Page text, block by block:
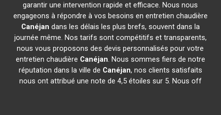
garantir une intervention rapide et efficace. Nous nous
engageons à répondre à vos besoins en entretien chaudière
Canéjan dans les délais les plus brefs, souvent dans la
journée même. Nos tarifs sont compétitifs et transparents,
nous vous proposons des devis personnalisés pour votre
entretien chaudière Canéjan. Nous sommes fiers de notre
réputation dans la ville de Canéjan, nos clients satisfaits
nous ont attribué une note de 4,5 étoiles sur 5. Nous off